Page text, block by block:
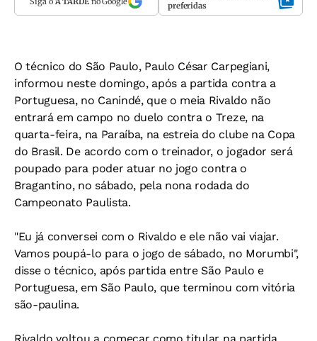
preferidas
O técnico do São Paulo, Paulo César Carpegiani,
informou neste domingo, após a partida contra a
Portuguesa, no Canindé, que o meia Rivaldo não
entrará em campo no duelo contra o Treze, na
quarta-feira, na Paraíba, na estreia do clube na Copa
do Brasil. De acordo com o treinador, o jogador será
poupado para poder atuar no jogo contra o
Bragantino, no sábado, pela nona rodada do
Campeonato Paulista.
"Eu já conversei com o Rivaldo e ele não vai viajar.
Vamos poupá-lo para o jogo de sábado, no Morumbi",
disse o técnico, após partida entre São Paulo e
Portuguesa, em São Paulo, que terminou com vitória
são-paulina.